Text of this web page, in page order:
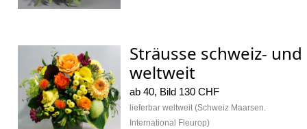
Sträusse schweiz- und
weltweit
ab 40, Bild 130 CHF
lieferbar weltweit (Schweiz Maarsen.
International Fleurop)